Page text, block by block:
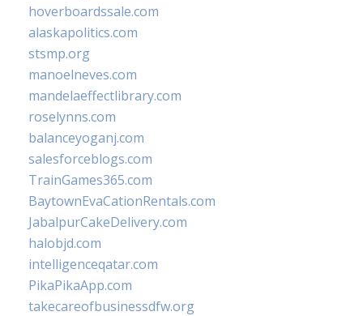
hoverboardssale.com
alaskapolitics.com
stsmp.org
manoelneves.com
mandelaeffectlibrary.com
roselynns.com
balanceyoganj.com
salesforceblogs.com
TrainGames365.com
BaytownEvaCationRentals.com
JabalpurCakeDelivery.com
halobjd.com
intelligenceqatar.com
PikaPikaApp.com
takecareofbusinessdfw.org